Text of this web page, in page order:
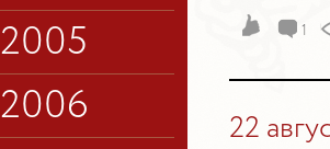
2005
2006
1
22